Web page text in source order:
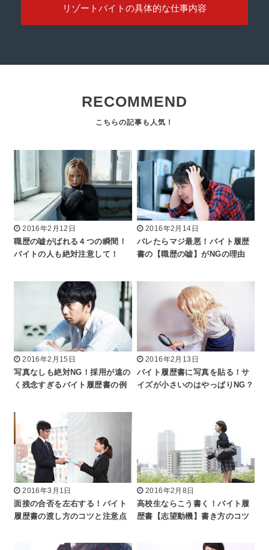
リゾートバイトの具体的な仕事内容
RECOMMEND
2016年2月12日
職歴の嘘がばれる４つの瞬間！
バイトの人も絶対注意して！
2016年2月14日
バレたらマジ最悪！バイト履歴
書の【職歴の嘘】がNGの理由
2016年2月15日
写真なしも絶対NG！採用が遠の
く残念すぎるバイト履歴書の例
2016年2月13日
バイト履歴書に写真を貼る！サ
イズが小さいのはやっぱりNG？
2016年3月1日
面接の合否を左右する！バイト
履歴書の渡し方のコツと注意点
2016年2月8日
高校生ならこう書く！バイト履
歴書【志望動機】書き方のコツ